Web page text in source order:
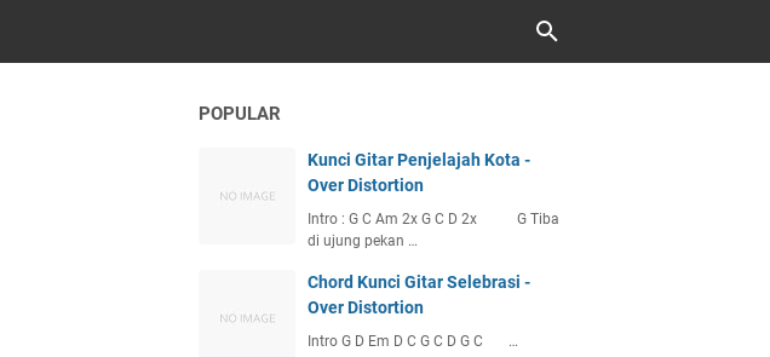
POPULAR
Kunci Gitar Penjelajah Kota -
Over Distortion
Intro : G C Am 2x G C D 2x G Tiba
di ujung pekan …
Chord Kunci Gitar Selebrasi -
Over Distortion
Intro G D Em D C G C D G C …